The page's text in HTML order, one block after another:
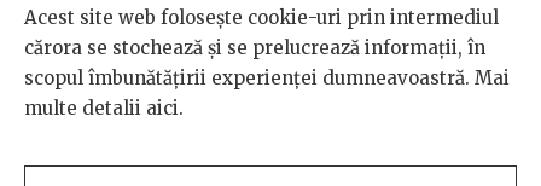
© 2026 BRD Groupe Société Générale, toate drepturile rezervate.
Scena 9 este un proiect sustinut de
BRD GROUPE SOCIÉTÉ
GÉNÉRALE
Acest site web folosește cookie-uri prin intermediul
cărora se stochează și se prelucrează informații, în
scopul îmbunătățirii experienței dumneavoastră. Mai
multe detalii aici.